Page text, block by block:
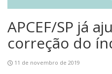
APCEF/SP já
correção do
11 de novembro de 2019